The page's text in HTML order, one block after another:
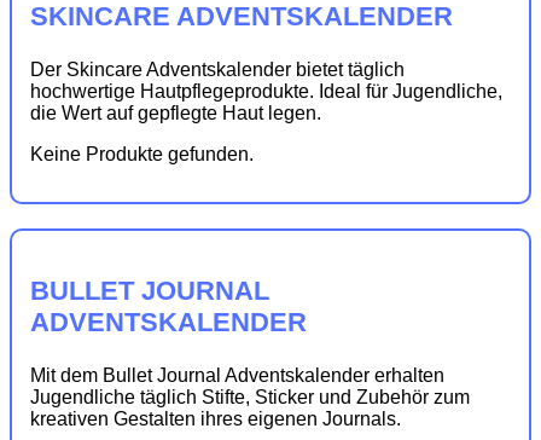
SKINCARE ADVENTSKALENDER
Der Skincare Adventskalender bietet täglich
hochwertige Hautpflegeprodukte. Ideal für Jugendliche,
die Wert auf gepflegte Haut legen.
Keine Produkte gefunden.
BULLET JOURNAL
ADVENTSKALENDER
Mit dem Bullet Journal Adventskalender erhalten
Jugendliche täglich Stifte, Sticker und Zubehör zum
kreativen Gestalten ihres eigenen Journals.